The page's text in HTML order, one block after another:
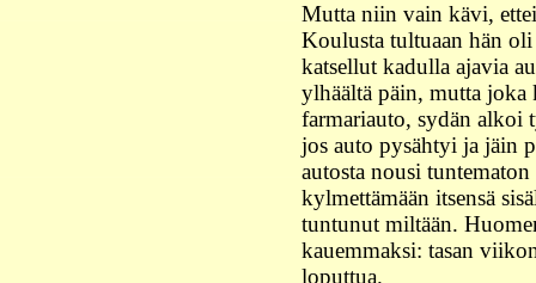
Mutta niin vain kävi,
Koulusta tultuaan hän
katsellut kadulla ajavia
ylhäältä päin, mutta joka
farmariauto, sydän alkoi
jos auto pysähtyi ja jäin
autosta nousi
kylmettämään itsensä
tuntunut miltään.
kauemmaksi: tasan
loputtua.